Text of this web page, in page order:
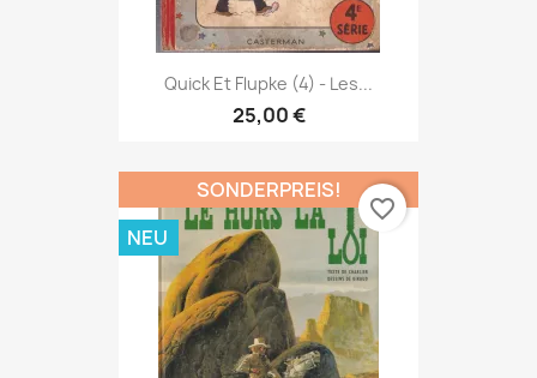
Quick Et Flupke (4) - Les...
25,00 €
SONDERPREIS!
NEU
favorite_border